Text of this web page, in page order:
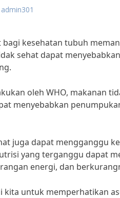
admin301
bagi kesehatan tubuh
sehat dapat
oleh WHO, makanan
menyebabkan
juga dapat mengganggu
yang terganggu dapat
energi, dan
kita untuk memperhatikan